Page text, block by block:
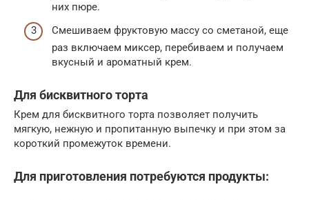
них пюре.
Смешиваем фруктовую массу со сметаной, еще
раз включаем миксер, перебиваем и получаем
вкусный и ароматный крем.
Для бисквитного торта
Крем для бисквитного торта позволяет получить
мягкую, нежную и пропитанную выпечку и при этом за
короткий промежуток времени.
Для приготовления потребуются продукты: